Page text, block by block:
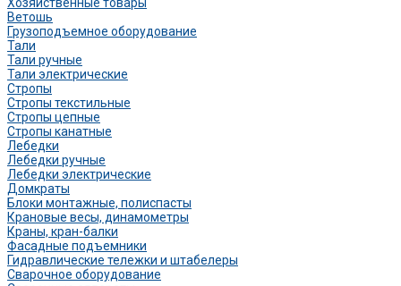
Ветошь
Грузоподъемное оборудование
Тали
Тали ручные
Тали электрические
Стропы
Стропы текстильные
Стропы цепные
Стропы канатные
Лебедки
Лебедки ручные
Лебедки электрические
Домкраты
Блоки монтажные, полиспасты
Крановые весы, динамометры
Краны, кран-балки
Фасадные подъемники
Гидравлические тележки и штабелеры
Сварочное оборудование